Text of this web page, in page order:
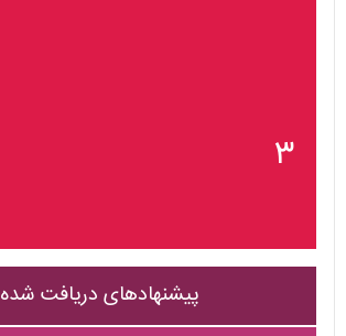
۳
پیشنهادهای دریافت شده